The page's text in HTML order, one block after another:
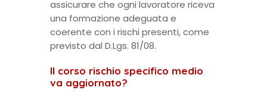
assicurare che ogni lavoratore riceva
una formazione adeguata e
coerente con i rischi presenti, come
previsto dal D.Lgs. 81/08.
Il corso rischio specifico medio
va aggiornato?